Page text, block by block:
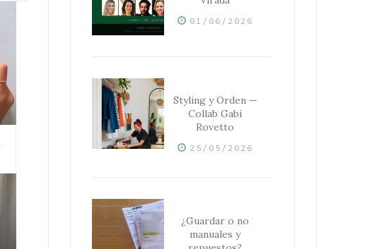
01/06/2026
Styling y Orden —
Collab Gabi
Rovetto
25/05/2026
¿Guardar o no
manuales y